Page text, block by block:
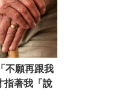
不願再跟我
指著我「說